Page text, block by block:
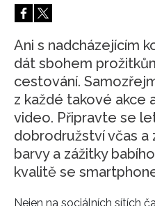
HOME
Ani s nadcházejícím
dát sbohem
cestování.
z každé takové akce
video. Připravte se
dobrodružství včas a
barvy a zážitky
kvalitě se
Nejen na sociálních sítích